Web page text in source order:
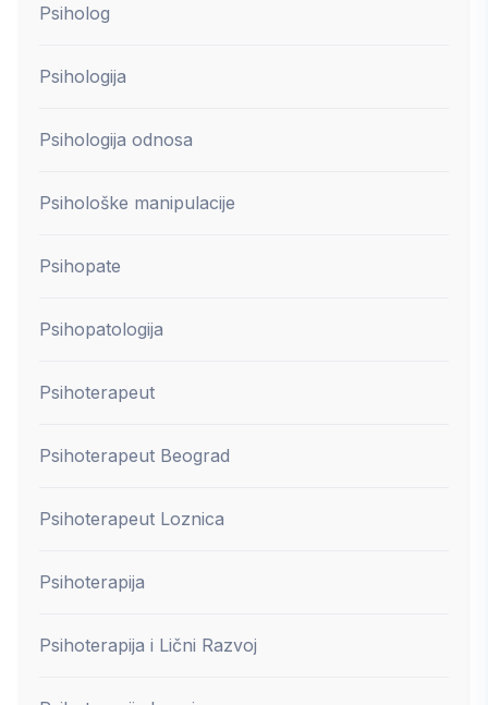
Psiholog
Psihologija
Psihologija odnosa
Psihološke manipulacije
Psihopate
Psihopatologija
Psihoterapeut
Psihoterapeut Beograd
Psihoterapeut Loznica
Psihoterapija
Psihoterapija i Lični Razvoj